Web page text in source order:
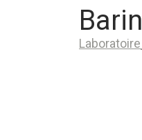
Laboratoire